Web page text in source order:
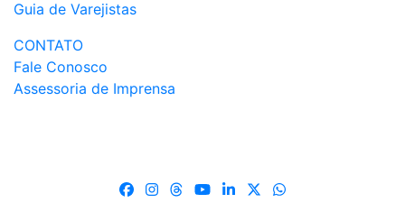
Guia de Varejistas
CONTATO
Fale Conosco
Assessoria de Imprensa